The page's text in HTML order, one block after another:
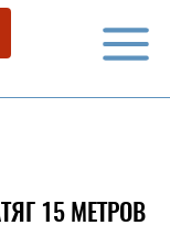
15 МЕТРОВ